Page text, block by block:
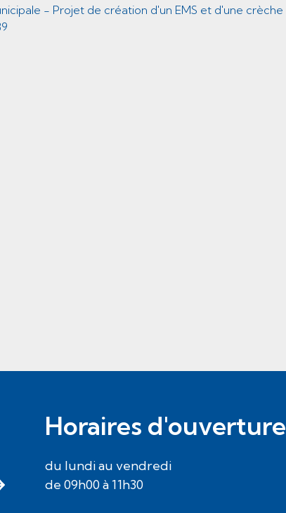
- Projet de création d'un EMS et d'une crèche
Horaires d'ouverture
du lundi au vendredi
de 09h00 à 11h30